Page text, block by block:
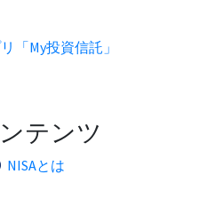
「My投資信託」
テンツ
NISAとは